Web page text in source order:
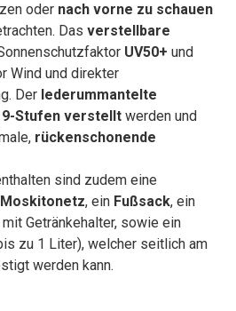
oder nach vorne zu schauen
Das verstellbare
UV50+ und
Wind und direkter
Der lederummantelte
9-Stufen verstellt werden und
rückenschonende
sind zudem eine
Moskitonetz, ein Fußsack, ein
mit Getränkehalter, sowie ein
zu 1 Liter), welcher seitlich am
werden kann.